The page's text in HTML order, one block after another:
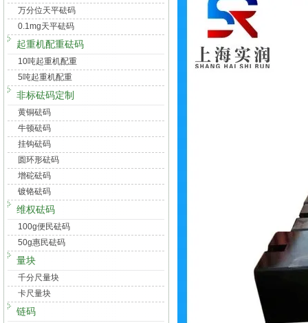
万分位天平砝码
0.1mg天平砝码
起重机配重砝码
10吨起重机配重
5吨起重机配重
非标砝码定制
黄铜砝码
牛顿砝码
挂钩砝码
圆环形砝码
增砣砝码
镀铬砝码
维权砝码
100g便民砝码
50g惠民砝码
量块
千分尺量块
卡尺量块
链码